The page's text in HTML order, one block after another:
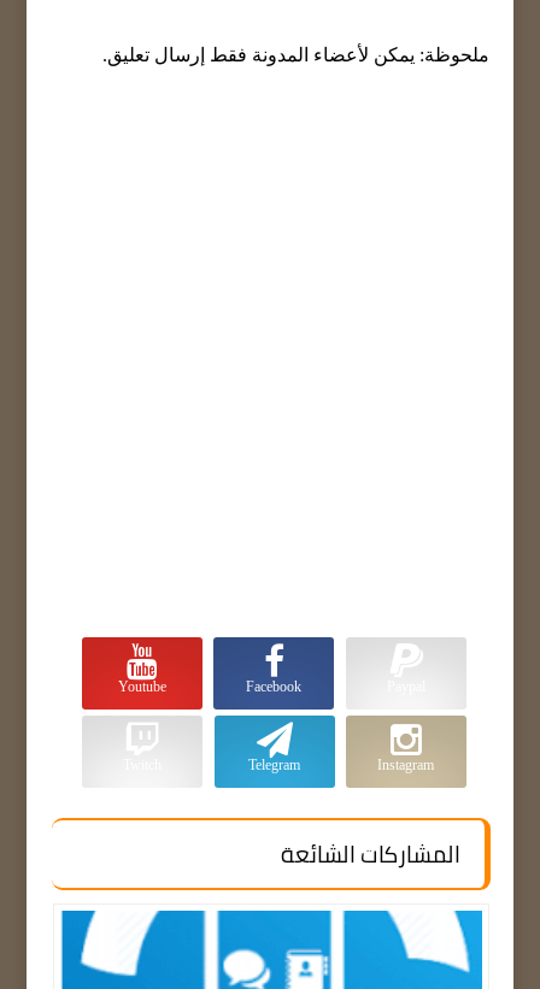
ملحوظة: يمكن لأعضاء المدونة فقط إرسال تعليق.
Facebook
Youtube
Instagram
Telegram
المشاركات الشائعة